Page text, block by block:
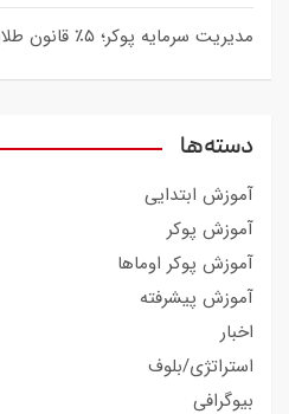
مدیریت سرمایه پوکر؛ ۵٪ قانون طلایی حرفه‌ای‌ها
دسته‌ها
آموزش ابتدایی
آموزش پوکر
آموزش پوکر اوماها
آموزش پیشرفته
اخبار
استراتژی/بلوف
بیوگرافی